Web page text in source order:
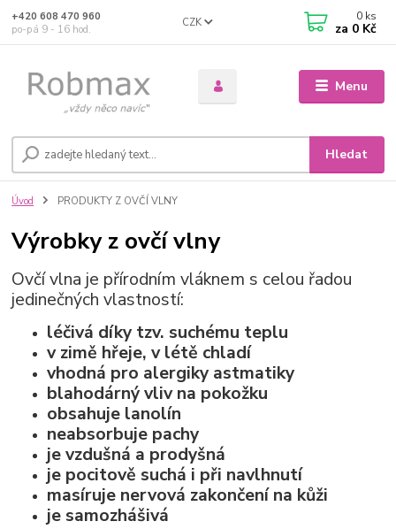
Menu
CZK
Hledat
+420 608 470 960
po-pá 9 - 16 hod.
0 ks
za 0 Kč
Úvod PRODUKTY Z OVČÍ VLNY
Výrobky z ovčí vlny
Ovčí vlna je přírodním vláknem s celou řadou
jedinečných vlastností:
léčivá díky tzv. suchému teplu
v zimě hřeje, v létě chladí
vhodná pro alergiky astmatiky
blahodárný vliv na pokožku
obsahuje lanolín
neabsorbuje pachy
je vzdušná a prodyšná
je pocitově suchá i při navlhnutí
masíruje nervová zakončení na kůži
je samozhášivá